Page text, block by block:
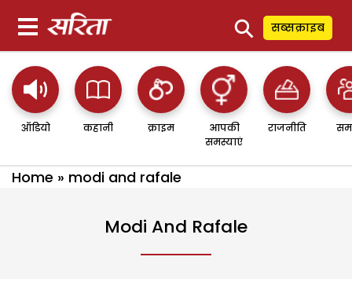
⚲ सब्सक्राइब
ऑडियो कहानी क्राइम
आपकी
समस्याएं
राजनीति
Home » modi and rafale
Modi And Rafale